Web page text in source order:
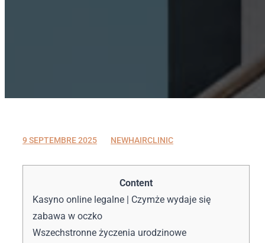
9 SEPTEMBRE 2025
9 SEPTEMBRE 2025 NEWHAIRCLINIC
Content
Kasyno online legalne | Czymże wydaje się
zabawa w oczko
Wszechstronne życzenia urodzinowe